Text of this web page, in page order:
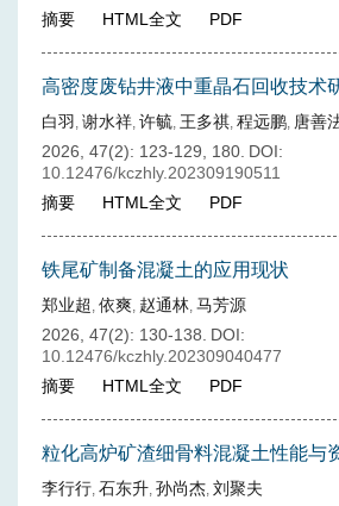
摘要
HTML全文 PDF
高密度废钻井液中重晶石回收技术
白羽 , 谢水祥, 许毓, 王多祺, 程远鹏, 唐善
2026, 47(2): 123-129, 180. DOI:
10.12476/kczhly.202309190511
摘要
HTML全文 PDF
铁尾矿制备混凝土的应用现状
郑业超 , 依爽, 赵通林, 马芳源
2026, 47(2): 130-138. DOI:
10.12476/kczhly.202309040477
摘要
HTML全文 PDF
粒化高炉矿渣细骨料混凝土性能与
李行行, 石东升, 孙尚杰, 刘聚夫